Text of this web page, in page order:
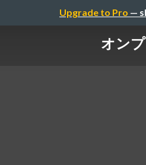
Upgrade to Pro —
オン